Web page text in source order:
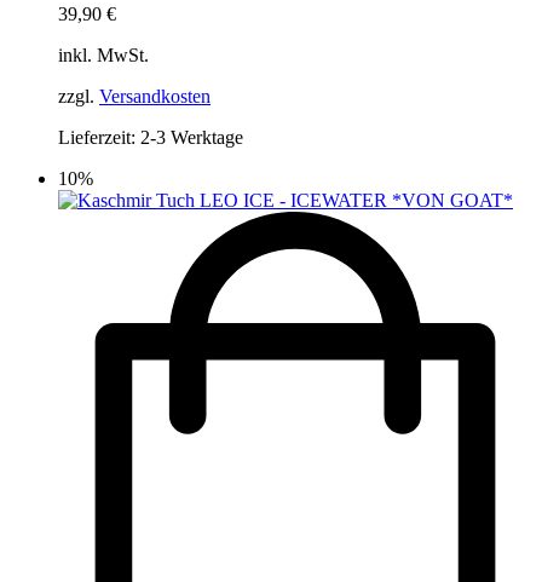
auf
der
Produktseite
werden
39,90 €
inkl. MwSt.
zzgl. Versandkosten
Lieferzeit: 2-3 Werktage
10%